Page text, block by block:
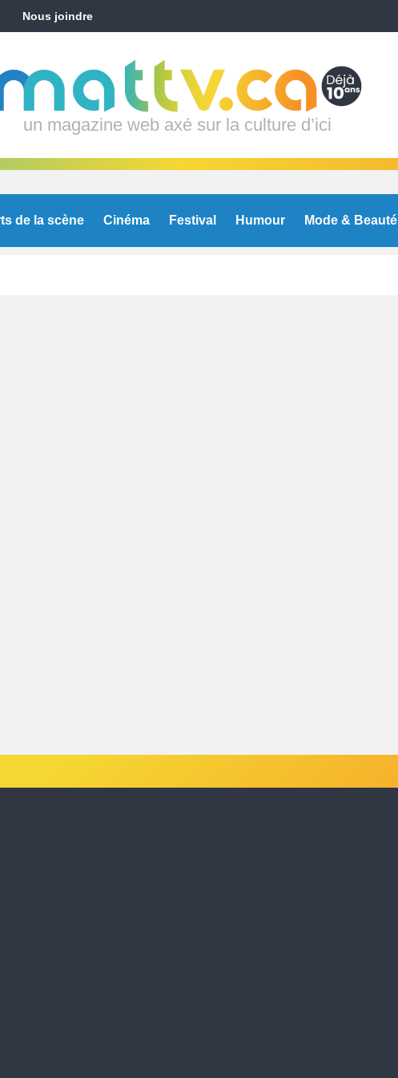
Nous joindre
un magazine web axé sur la culture d’ici
de la scène Cinéma Festival Humour Mode & Beauté